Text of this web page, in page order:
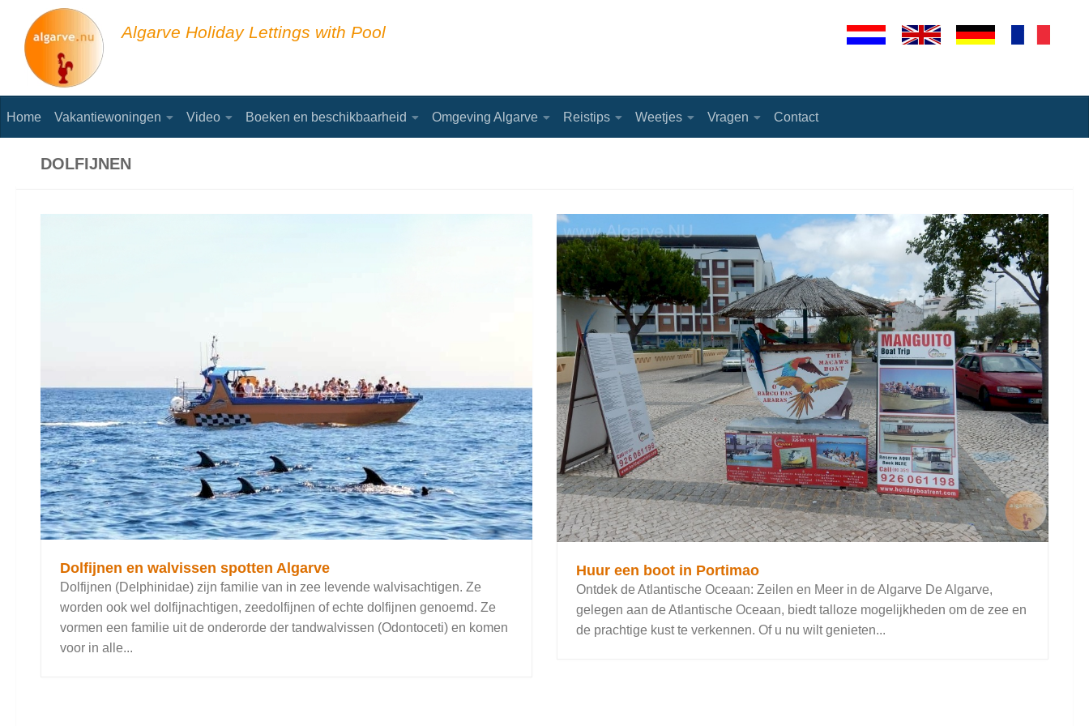
Skip to content
Algarve Holiday Lettings with Pool
Home Vakantiewoningen Video Boeken en beschikbaarheid Omgeving Algarve Reistips Weetjes Vragen Contact
DOLFIJNEN
Dolfijnen en walvissen spotten Algarve
Dolfijnen (Delphinidae) zijn familie van in zee levende walvisachtigen. Ze
worden ook wel dolfijnachtigen, zeedolfijnen of echte dolfijnen genoemd. Ze
vormen een familie uit de onderorde der tandwalvissen (Odontoceti) en komen
voor in alle...
Huur een boot in Portimao
Ontdek de Atlantische Oceaan: Zeilen en Meer in de Algarve De Algarve,
gelegen aan de Atlantische Oceaan, biedt talloze mogelijkheden om de zee en
de prachtige kust te verkennen. Of u nu wilt genieten...